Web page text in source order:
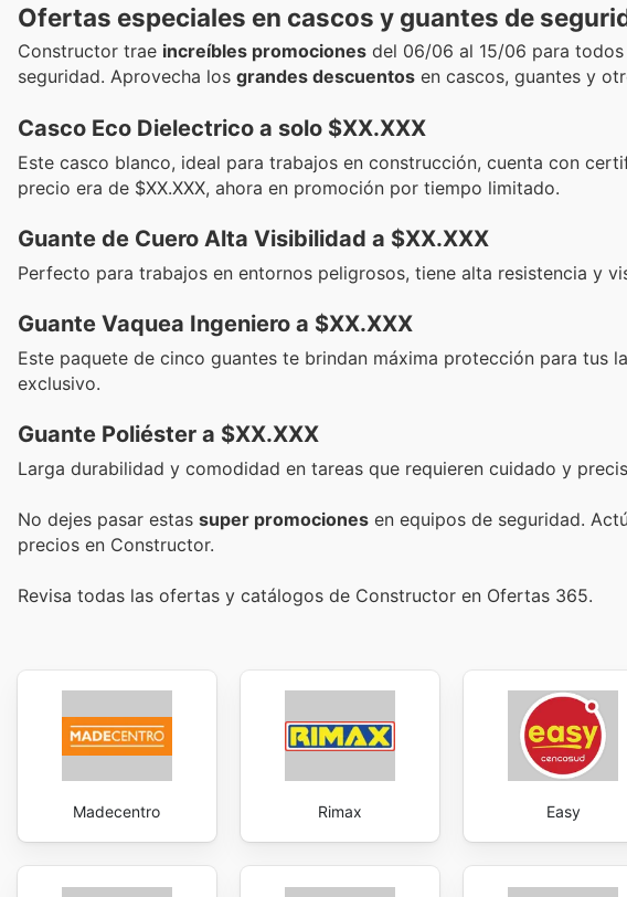
Ofertas especiales en cascos y guantes de
Constructor trae increíbles promociones del 06/06 al 15/06 para
seguridad. Aprovecha los grandes descuentos en cascos, guantes y
Casco Eco Dielectrico a solo $XX.XXX
Este casco blanco, ideal para trabajos en construcción, cuenta con
precio era de $XX.XXX, ahora en promoción por tiempo limitado.
Guante de Cuero Alta Visibilidad a $XX.XXX
Perfecto para trabajos en entornos peligrosos, tiene alta resistencia y
Guante Vaquea Ingeniero a $XX.XXX
Este paquete de cinco guantes te brindan máxima protección para tus
exclusivo.
Guante Poliéster a $XX.XXX
Larga durabilidad y comodidad en tareas que requieren cuidado y
No dejes pasar estas super promociones en equipos de seguridad.
precios en Constructor.
Revisa todas las ofertas y catálogos de Constructor en Ofertas 365.
Madecentro Rimax Easy